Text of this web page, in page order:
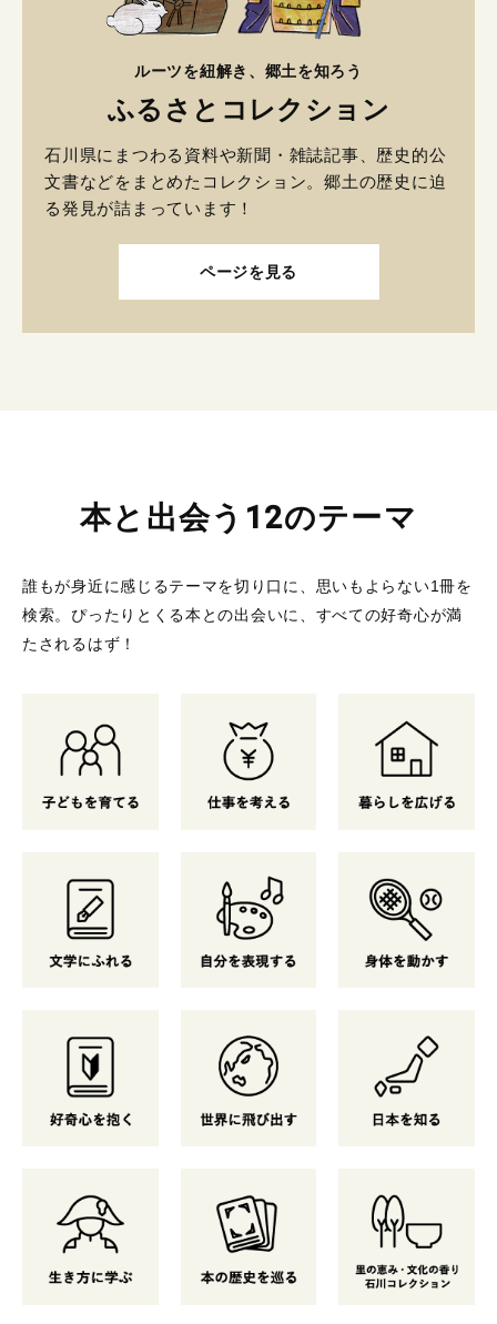
ルーツを紐解き、郷土を知ろう
ふるさとコレクション
石川県にまつわる資料や新聞・雑誌記事、歴史的公
文書などをまとめたコレクション。郷土の歴史に迫
る発見が詰まっています！
ページを見る
本と出会う12のテーマ
誰もが身近に感じるテーマを切り口に、思いもよらない1冊を
検索。 ぴったりとくる本との出会いに、すべての好奇心が満
たされるはず！